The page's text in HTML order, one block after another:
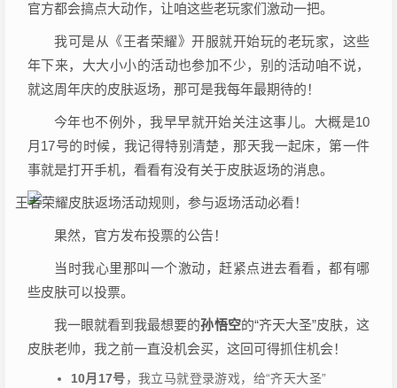
官方都会搞点大动作，让咱这些老玩家们激动一把。
我可是从《王者荣耀》开服就开始玩的老玩家，这些
年下来，大大小小的活动也参加不少，别的活动咱不说，
就这周年庆的皮肤返场，那可是我每年最期待的！
今年也不例外，我早早就开始关注这事儿。大概是10
月17号的时候，我记得特别清楚，那天我一起床，第一件
事就是打开手机，看看有没有关于皮肤返场的消息。
果然，官方发布投票的公告！
当时我心里那叫一个激动，赶紧点进去看看，都有哪
些皮肤可以投票。
我一眼就看到我最想要的孙悟空的“齐天大圣”皮肤，这
皮肤老帅，我之前一直没机会买，这回可得抓住机会！
10月17号，我立马就登录游戏，给“齐天大圣”